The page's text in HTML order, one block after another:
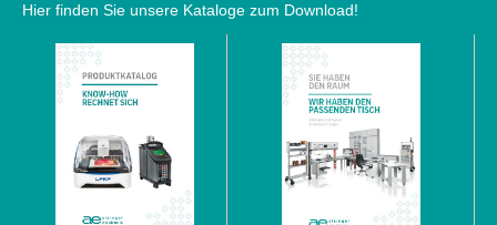
Hier finden Sie unsere Kataloge zum Download!